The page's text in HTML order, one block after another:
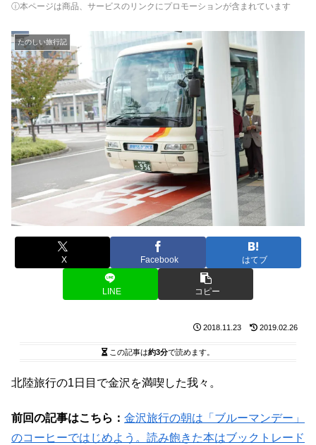
ⓘ本ページは商品、サービスのリンクにプロモーションが含まれています
たのしい旅行記
X Facebook はてブ
LINE コピー
2018.11.23 2019.02.26
この記事は約3分で読めます。
北陸旅行の1日目で金沢を満喫した我々。
前回の記事はこちら： 金沢旅行の朝は「ブルーマンデー」
のコーヒーではじめよう。読み飽きた本はブックトレード